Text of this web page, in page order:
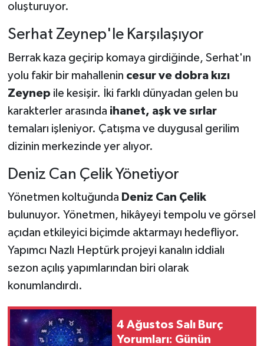
oluşturuyor.
Serhat Zeynep'le Karşılaşıyor
Berrak kaza geçirip komaya girdiğinde, Serhat'ın
yolu fakir bir mahallenin cesur ve dobra kızı
Zeynep ile kesişir. İki farklı dünyadan gelen bu
karakterler arasında ihanet, aşk ve sırlar
temaları işleniyor. Çatışma ve duygusal gerilim
dizinin merkezinde yer alıyor.
Deniz Can Çelik Yönetiyor
Yönetmen koltuğunda Deniz Can Çelik
bulunuyor. Yönetmen, hikâyeyi tempolu ve görsel
açıdan etkileyici biçimde aktarmayı hedefliyor.
Yapımcı Nazlı Heptürk projeyi kanalın iddialı
sezon açılış yapımlarından biri olarak
konumlandırdı.
4 Ağustos Salı Burç
Yorumları: Günün